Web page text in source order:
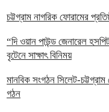
চট্টগ্রাম নাগরিক ফোরামের
“দি ওয়ান পাউন্ড জেনারেল
বৃটেনে সাক্ষাৎ বিনিময়
মানবিক সংগঠন সিলেট-
গঠন